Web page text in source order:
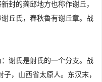
封的龚邱地方也称作谢丘，
丘氏，春秋鲁有谢丘章。战
谢氏是射氏的一个分支。战
子，山西省太原人。东汉末，